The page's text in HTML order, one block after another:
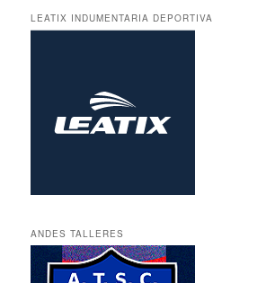
LEATIX INDUMENTARIA DEPORTIVA
ANDES TALLERES